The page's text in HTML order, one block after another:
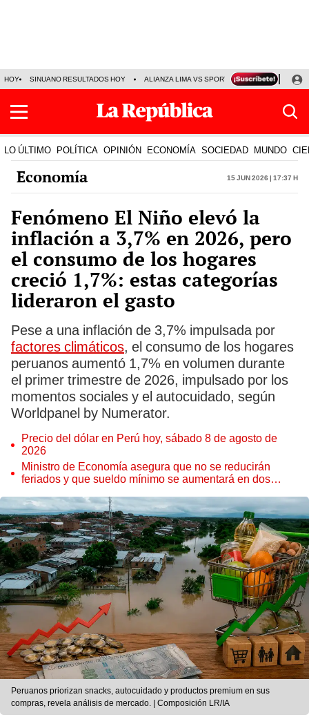
HOY SINUANO RESULTADOS HOY ALIANZA LIMA VS SPORT BOYS JORGE
LO ÚLTIMO POLÍTICA OPINIÓN ECONOMÍA SOCIEDAD MUNDO
Economía 15 Jun 2026 | 17:37 h
Fenómeno El Niño elevó la
inflación a 3,7% en 2026, pero
el consumo de los hogares
creció 1,7%: estas categorías
lideraron el gasto
Pese a una inflación de 3,7% impulsada por
factores climáticos, el consumo de los hogares
peruanos aumentó 1,7% en volumen durante
el primer trimestre de 2026, impulsado por los
momentos sociales y el autocuidado, según
Worldpanel by Numerator.
Precio del dólar en Perú hoy, sábado 8 de agosto de
2026
Ministro de Economía asegura que no se reducirán
feriados y que sueldo mínimo se aumentará en dos
Peruanos priorizan snacks, autocuidado y productos premium en sus
compras, revela análisis de mercado. | Composición LR/IA